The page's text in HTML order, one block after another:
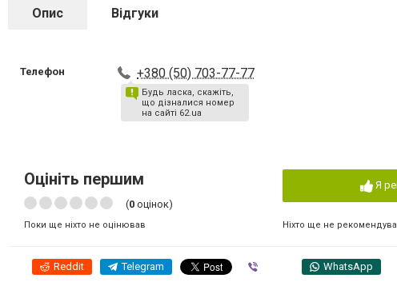
Опис Відгуки
Телефон +380 (50) 703-77-77
Будь ласка, скажіть,
що дізналися номер
на сайті 62.ua
Оцініть першим
(0 оцінок)
Поки ще ніхто не оцінював
Я
Ніхто ще не
Reddit Telegram WhatsApp